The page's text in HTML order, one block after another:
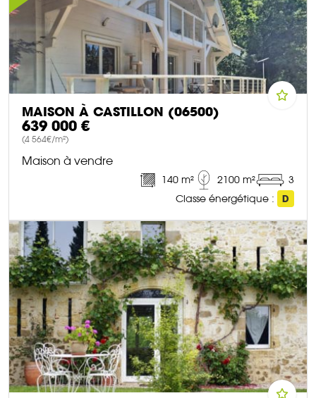
MAISON À CASTILLON (06500)
639 000 €
(4 564€/m²)
Maison à vendre
140 m² 2100 m²
3
Classe énergétique :
D
DÉCOUVRIR CE BIEN